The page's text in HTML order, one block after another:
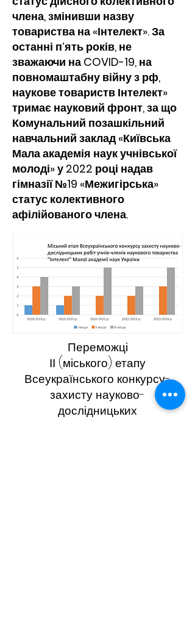
члена, змінивши назву
товариства на «Інтелект». За
останні п’ять років, не
зважаючи на COVID-19, на
повномаштабну війну з рф,
наукове товариств Інтелект»
тримає науковий фронт, за що
Комунальний позашкільний
навчальний заклад «Київська
Мала академія наук учнівської
молоді» у 2022 році надав
гімназії №19 «Межигірська»
статус колективного
афілійованого члена.
Переможці
ІІ (міського) етапу
Всеукраїнського конкурсу-
захисту науково-
дослідницьких